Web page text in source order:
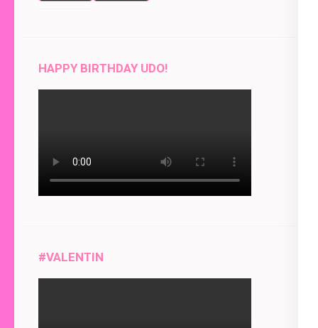
HAPPY BIRTHDAY UDO!
#VALENTIN